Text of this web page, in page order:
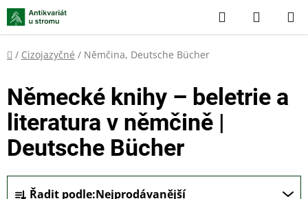
Přejít
na
obsah
Hledat
KOŠÍK
Domů
/ Cizojazyčné / Němčina, Deutsche Bücher
Německé knihy – beletrie a
literatura v němčině |
Deutsche Bücher
Řadit podle:Nejprodávanější